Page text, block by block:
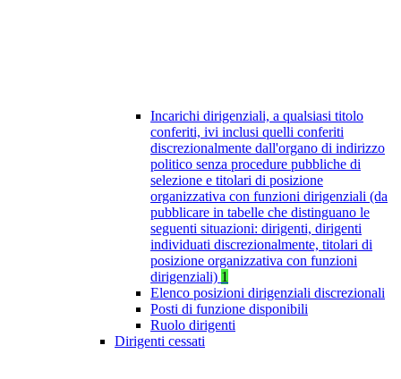
Incarichi dirigenziali, a qualsiasi titolo
conferiti, ivi inclusi quelli conferiti
discrezionalmente dall'organo di indirizzo
politico senza procedure pubbliche di
selezione e titolari di posizione
organizzativa con funzioni dirigenziali (da
pubblicare in tabelle che distinguano le
seguenti situazioni: dirigenti, dirigenti
individuati discrezionalmente, titolari di
posizione organizzativa con funzioni
dirigenziali) 1
Elenco posizioni dirigenziali discrezionali
Posti di funzione disponibili
Ruolo dirigenti
Dirigenti cessati